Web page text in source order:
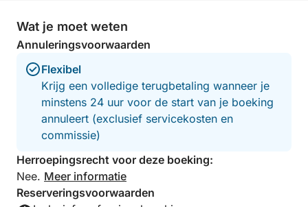
⸻
🍾 Inbegrepen
• 🥂 1 fles Crémant d'Alsace
• 🥪 1 assortiment hapjes (gepaneerd brood)
• 📸 Instagram-waardige souvenirfoto's gemaakt
tijdens de cruise
• 🎶 Muziek aan boord
ontspannende
raden het van
het zo weer doen!
Wat je moet weten
Annuleringsvoorwaarden
Flexibel
Krijg een volledige terugbetaling wanneer je
minstens 24 uur voor de start van je boeking
annuleert (exclusief servicekosten en
commissie)
Herroepingsrecht voor deze boeking:
Nee. Meer informatie
Reserveringsvoorwaarden